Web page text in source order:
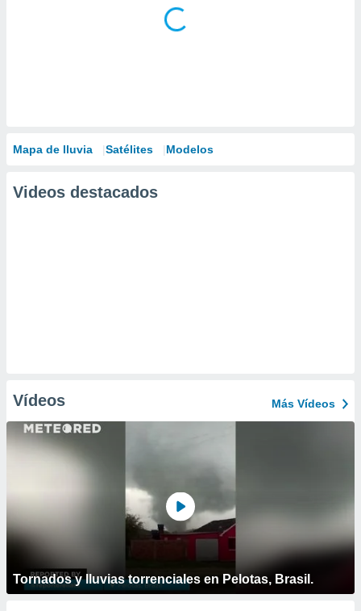
Mapa de lluvia Satélites Modelos
Videos destacados
Vídeos Más Vídeos
Tornados y lluvias torrenciales en Pelotas, Brasil.